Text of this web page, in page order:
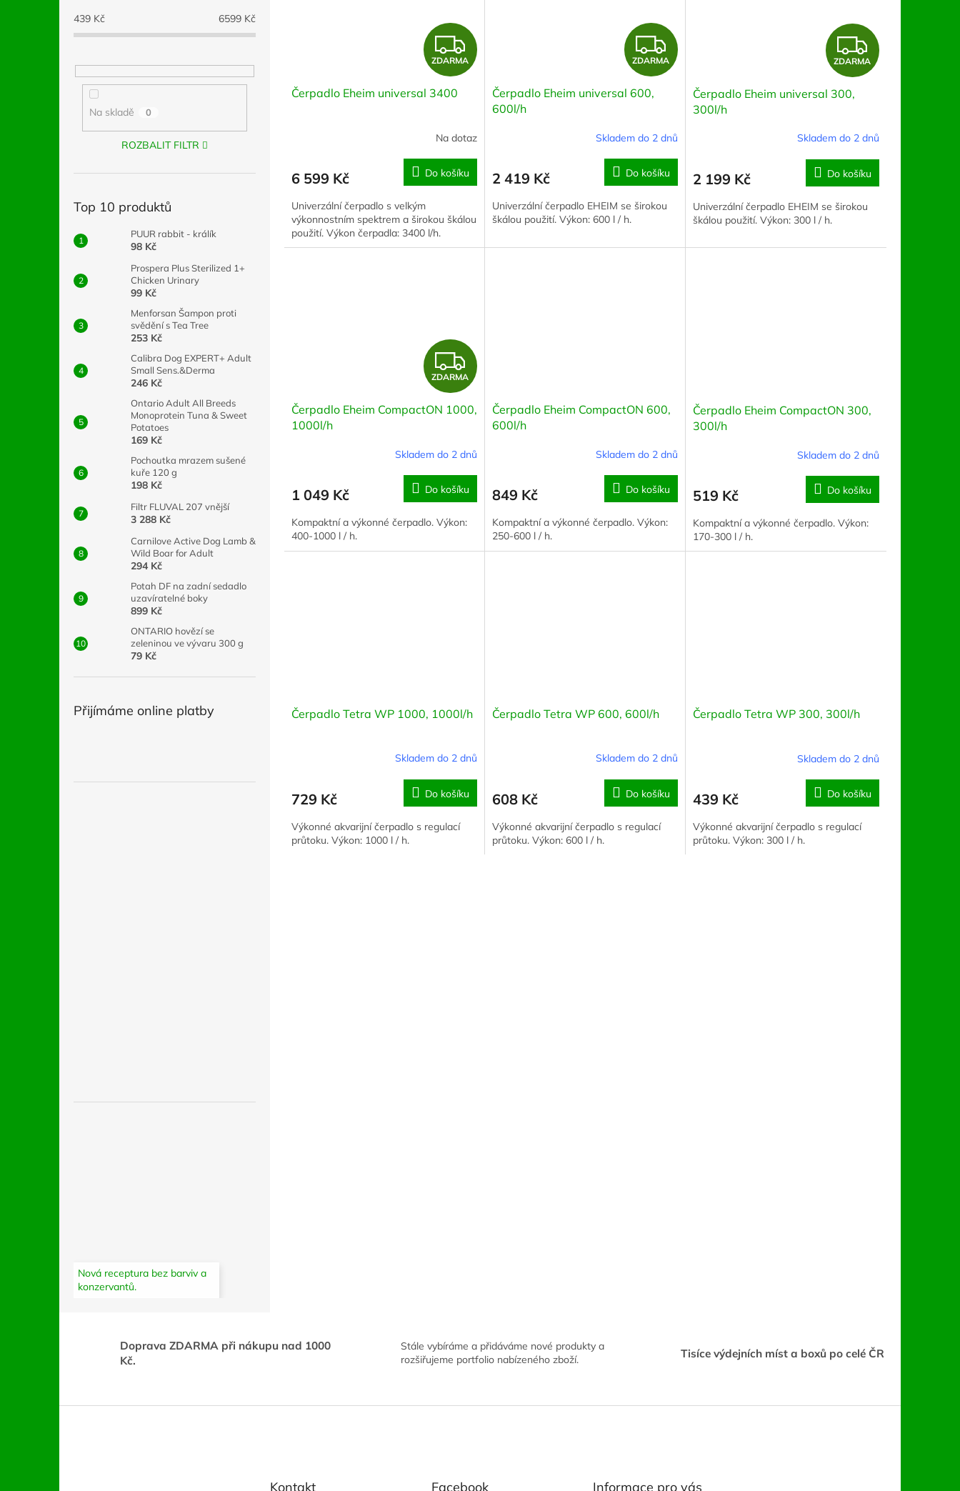
439 Kč 6599 Kč
Na skladě 0
ROZBALIT FILTR
Top 10 produktů
PUUR rabbit - králík
98 Kč
Prospera Plus Sterilized 1+
Chicken Urinary
99 Kč
Menforsan Šampon proti
svědění s Tea Tree
253 Kč
Calibra Dog EXPERT+ Adult
Small Sens.&Derma
246 Kč
Ontario Adult All Breeds
Monoprotein Tuna & Sweet
Potatoes
169 Kč
Pochoutka mrazem sušené
kuře 120 g
198 Kč
Filtr FLUVAL 207 vnější
3 288 Kč
Carnilove Active Dog Lamb &
Wild Boar for Adult
294 Kč
Potah DF na zadní sedadlo
uzavíratelné boky
899 Kč
ONTARIO hovězí se
zeleninou ve vývaru 300 g
79 Kč
Přijímáme online platby
Nová receptura bez barviv a
konzervantů.
Z
D
R
M
A
ZDARMA
Čerpadlo Eheim universal 3400
Na dotaz
6 599 Kč Do košíku
Univerzální čerpadlo s velkým
výkonnostním spektrem a širokou škálou
použití. Výkon čerpadla: 3400 l/h.
Z
D
R
M
A
ZDARMA
Čerpadlo Eheim universal 600,
600l/h
Skladem do 2 dnů
2 419 Kč Do košíku
Univerzální čerpadlo EHEIM se širokou
škálou použití. Výkon: 600 l / h.
Z
D
R
M
A
ZDARMA
Čerpadlo Eheim universal 300,
300l/h
Skladem do 2 dnů
2 199 Kč Do košíku
Univerzální čerpadlo EHEIM se širokou
škálou použití. Výkon: 300 l / h.
Z
D
A
R
M
A
ZDARMA
Čerpadlo Eheim CompactON 1000,
1000l/h
Skladem do 2 dnů
1 049 Kč Do košíku
Kompaktní a výkonné čerpadlo. Výkon:
400-1000 l / h.
Čerpadlo Eheim CompactON 600,
600l/h
Skladem do 2 dnů
849 Kč Do košíku
Kompaktní a výkonné čerpadlo. Výkon:
250-600 l / h.
Čerpadlo Eheim CompactON 300,
300l/h
Skladem do 2 dnů
519 Kč Do košíku
Kompaktní a výkonné čerpadlo. Výkon:
170-300 l / h.
Čerpadlo Tetra WP 1000, 1000l/h
Skladem do 2 dnů
729 Kč Do košíku
Výkonné akvarijní čerpadlo s regulací
průtoku. Výkon: 1000 l / h.
Čerpadlo Tetra WP 600, 600l/h
Skladem do 2 dnů
608 Kč Do košíku
Výkonné akvarijní čerpadlo s regulací
průtoku. Výkon: 600 l / h.
Čerpadlo Tetra WP 300, 300l/h
Skladem do 2 dnů
439 Kč Do košíku
Výkonné akvarijní čerpadlo s regulací
průtoku. Výkon: 300 l / h.
Doprava ZDARMA při nákupu nad 1000
Kč.
Stále vybíráme a přidáváme nové produkty a
rozšiřujeme portfolio nabízeného zboží.
Tisíce výdejních míst a boxů po celé ČR
Kontakt Facebook Informace pro vás